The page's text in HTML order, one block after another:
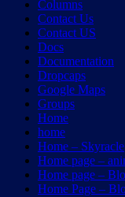
Columns
Contact Us
Contact US
Docs
Documentation
Dropcaps
Google Maps
Groups
Home
home
Home – Skyracle
Home page –
Home page –
Home Page –